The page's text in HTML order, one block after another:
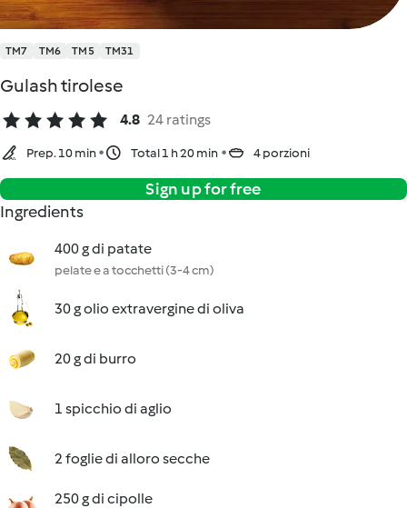
TM7 TM6 TM5 TM31
Gulash tirolese
4.8 24 ratings
Prep. 10 min Total 1 h 20 min 4 porzioni
Sign up for free
Ingredients
400 g di patate
pelate e a tocchetti (3-4 cm)
30 g olio extravergine di oliva
20 g di burro
1 spicchio di aglio
2 foglie di alloro secche
250 g di cipolle